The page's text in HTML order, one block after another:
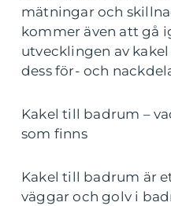
mätningar och
kommer även att gå
utvecklingen av
dess för- och
Kakel till badrum –
som finns
Kakel till badrum är
väggar och golv i